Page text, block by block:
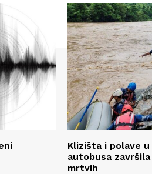
Klizišta i polave u
autobusa
mrtvih